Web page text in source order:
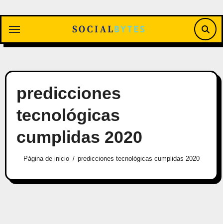
contenido
predicciones
tecnológicas
cumplidas 2020
Página de inicio predicciones tecnológicas cumplidas 2020